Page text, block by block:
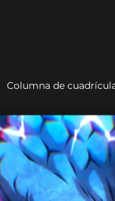
Columna de